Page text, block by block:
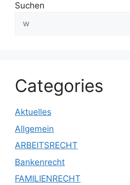
Suchen
Categories
Aktuelles
Allgemein
ARBEITSRECHT
Bankenrecht
FAMILIENRECHT